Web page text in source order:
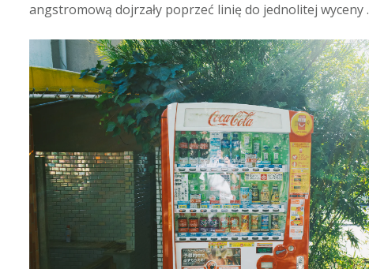
angstromową dojrzały poprzeć linię do jednolitej wyceny .